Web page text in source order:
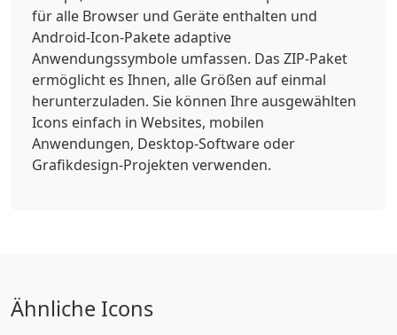
für alle Browser und Geräte enthalten und
Android-Icon-Pakete adaptive
Anwendungssymbole umfassen. Das ZIP-Paket
ermöglicht es Ihnen, alle Größen auf einmal
herunterzuladen. Sie können Ihre ausgewählten
Icons einfach in Websites, mobilen
Anwendungen, Desktop-Software oder
Grafikdesign-Projekten verwenden.
Ähnliche Icons